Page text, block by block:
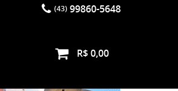
(43)99860-5648
R$ 0,00